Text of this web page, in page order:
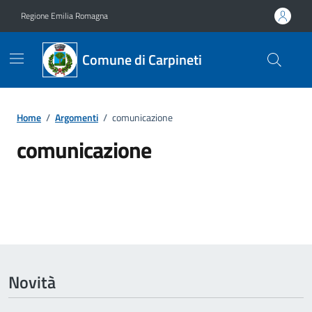
Regione Emilia Romagna
Comune di Carpineti
Home / Argomenti / comunicazione
comunicazione
Novità